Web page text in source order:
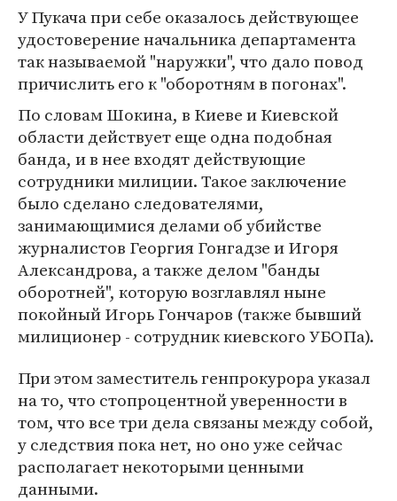
У Пукача при себе оказалось действующее
удостоверение начальника департамента
так называемой "наружки", что дало повод
причислить его к "оборотням в погонах".
По словам Шокина, в Киеве и Киевской
области действует еще одна подобная
банда, и в нее входят действующие
сотрудники милиции. Такое заключение
было сделано следователями,
занимающимися делами об убийстве
журналистов Георгия Гонгадзе и Игоря
Александрова, а также делом "банды
оборотней", которую возглавлял ныне
покойный Игорь Гончаров (также бывший
милиционер - сотрудник киевского УБОПа).
При этом заместитель генпрокурора указал
на то, что стопроцентной уверенности в
том, что все три дела связаны между собой,
у следствия пока нет, но оно уже сейчас
располагает некоторыми ценными
данными.